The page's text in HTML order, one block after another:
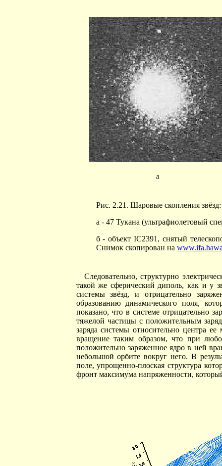
Рис. 2.21. Шаровые скопления звёзд:
а - 47 Тукана (ультрафиолетовый
б - объект IC2391, снятый
Снимок скопирован на
Следовательно, структурно
такой же сферический диполь, как и у
системы звёзд, и отрицательно
образованию динамического поля,
показано, что в системе отрицательно
тяжелой частицы с положительным
заряда системы относительно центра
вращение таким образом, что при
положительно заряженное ядро в ней
небольшой орбите вокруг него. В
поле, упрощенно-плоская структура
фронт максимума напряженности,